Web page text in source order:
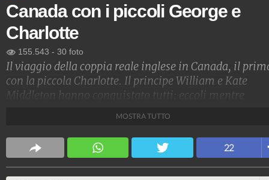
Canada con i piccoli George e
Charlotte
155.543 - 30 foto
Il viaggio della coppia reale inglese in Canada, il
con la piccola Charlotte. Il principe William e Kate
Middleton hanno conquistato tutti: eccoli mentre
primogenito George e da Charlotte.
4.053.381.990-9.455 video-76.076 foto
MOSTRA TUTTO
22